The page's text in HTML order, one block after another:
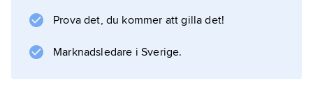
Prova det, du kommer att gilla det!
Marknadsledare i Sverige.